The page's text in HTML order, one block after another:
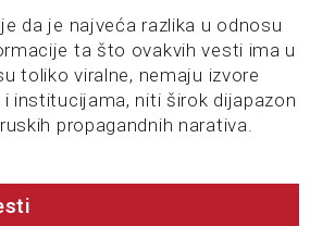
da je najveća razlika u odnosu
ta što ovakvih vesti ima u
toliko viralne, nemaju izvore
institucijama, niti širok dijapazon
propagandnih narativa.